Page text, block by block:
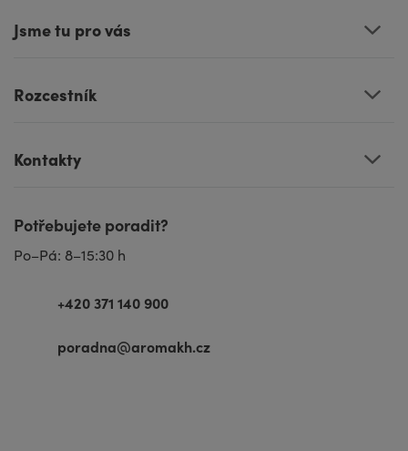
Jsme tu pro vás
Rozcestník
Kontakty
Potřebujete poradit?
Po–Pá: 8–15:30 h
+420 371 140 900
poradna@aromakh.cz